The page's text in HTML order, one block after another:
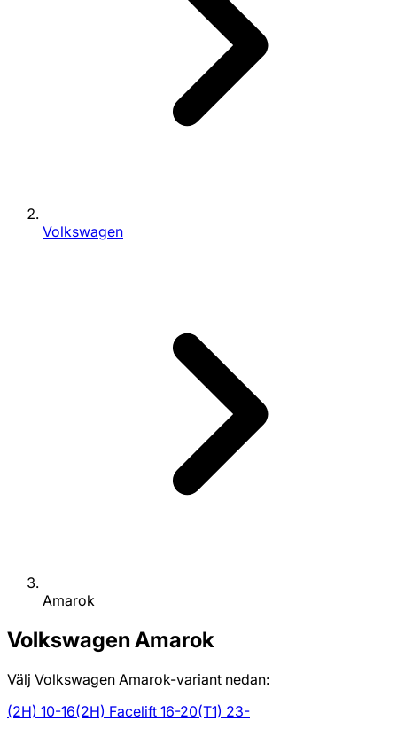
Volkswagen
Amarok
VolkswagenAmarok
Välj Volkswagen Amarok-variant nedan:
(2H) 10-16(2H) Facelift 16-20(T1) 23-